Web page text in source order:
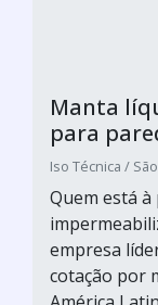
Manta
para
Iso Técnica /
Quem está
empresa
cotação por